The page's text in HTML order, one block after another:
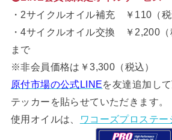
・2サイクルオイル補充 ￥110（税
・4サイクルオイル交換 ￥2,200
まで
※非会員価格は￥3,300（税込）
原付市場の公式LINEを友達追加し
テッカーを貼らせていただきます。
使用オイルは、
ワコーズプロステ